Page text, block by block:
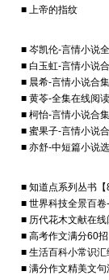
■ 上帝的指纹
■ 岑凯伦-言情小说
■ 白玉虹-言情小说
■ 晨希-言情小说合集
■ 黄苓-全集在线阅读
■ 柯怡-言情小说合集
■ 蜜果子-言情小说
■ 亦舒-中短篇小说选
■ 知道点系列丛书【
■ 世界科技全景百
■ 历代花木文献在线
■ 高考作文满分60招
■ 生活百科小常识汇
■ 满分作文精美文句